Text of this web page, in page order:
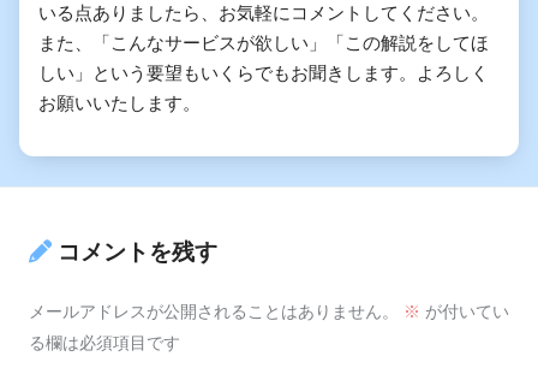
いる点ありましたら、お気軽にコメントしてください。
また、「こんなサービスが欲しい」「この解説をしてほ
しい」という要望もいくらでもお聞きします。よろしく
お願いいたします。
コメントを残す
メールアドレスが公開されることはありません。 ※ が付いてい
る欄は必須項目です